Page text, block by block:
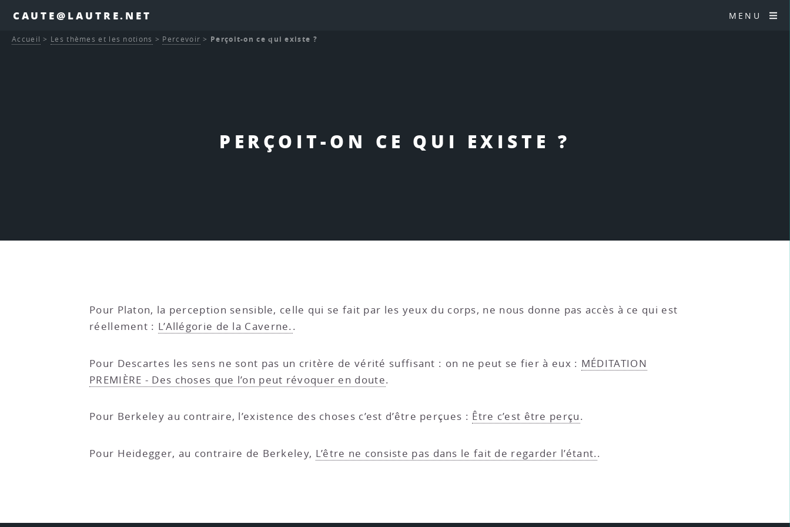
CAUTE@LAUTRE.NET MENU
PERÇOIT-ON CE QUI EXISTE ?
Accueil > Les thèmes et les notions > Percevoir > Perçoit-on ce qui existe ?
Pour Platon, la perception sensible, celle qui se fait par les yeux du corps, ne nous donne pas accès à ce qui est
réellement : L’Allégorie de la Caverne. .
Pour Descartes les sens ne sont pas un critère de vérité suffisant : on ne peut se fier à eux : MÉDITATION
PREMIÈRE - Des choses que l’on peut révoquer en doute.
Pour Berkeley au contraire, l’existence des choses c’est d’être perçues : Être c’est être perçu.
Pour Heidegger, au contraire de Berkeley, L’être ne consiste pas dans le fait de regarder l’étant..